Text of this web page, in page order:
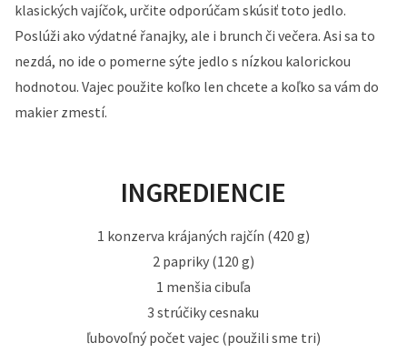
klasických vajíčok, určite odporúčam skúsiť toto jedlo.
Poslúži ako výdatné řanajky, ale i brunch či večera. Asi sa to
nezdá, no ide o pomerne sýte jedlo s nízkou kalorickou
hodnotou. Vajec použite koľko len chcete a koľko sa vám do
makier zmestí.
INGREDIENCIE
1 konzerva krájaných rajčín (420 g)
2 papriky (120 g)
1 menšia cibuľa
3 strúčiky cesnaku
ľubovoľný počet vajec (použili sme tri)